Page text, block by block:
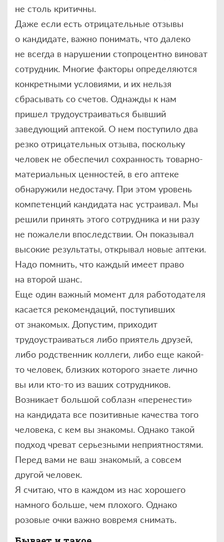
не столь критичны.
Даже если есть отрицательные отзывы
о кандидате, важно понимать, что далеко
не всегда в нарушении стопроцентно виноват
сотрудник. Многие факторы определяются
конкретными условиями, и их нельзя
сбрасывать со счетов. Однажды к нам
пришел трудоустраиваться бывший
заведующий аптекой. О нем поступило два
резко отрицательных отзыва, поскольку
человек не обеспечил сохранность товарно-
материальных ценностей, в его аптеке
обнаружили недостачу. При этом уровень
компетенций кандидата нас устраивал. Мы
решили принять этого сотрудника и ни разу
не пожалели впоследствии. Он показывал
высокие результаты, открывал новые аптеки.
Надо помнить, что каждый имеет право
на второй шанс.
Еще один важный момент для работодателя
касается рекомендаций, поступивших
от знакомых. Допустим, приходит
трудоустраиваться либо приятель друзей,
либо родственник коллеги, либо еще какой-
то человек, близких которого знаете лично
вы или кто-то из ваших сотрудников.
Возникает большой соблазн «перенести»
на кандидата все позитивные качества того
человека, с кем вы знакомы. Однако такой
подход чреват серьезными неприятностями.
Перед вами не ваш знакомый, а совсем
другой человек.
Я считаю, что в каждом из нас хорошего
намного больше, чем плохого. Однако
розовые очки важно вовремя снимать.